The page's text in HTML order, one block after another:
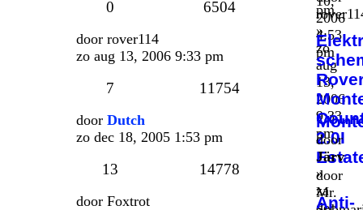
pm
2006
4:53
pm
»
zo
aug
13,
2006
9:33
pm
0 6504
door rover114
zo aug 13, 2006 9:33 pm
2.0I
door
Mr.
7 11754
door Dutch
zo dec 18, 2005 1:53 pm
door
Järv
»
za
13 14778
door Foxtrot
Anti-